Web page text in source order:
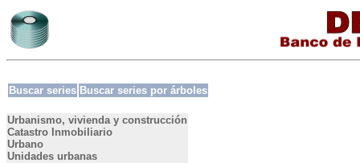
Buscar series Buscar series por árboles
Urbanismo, vivienda y construcción
Catastro Inmobiliario
Urbano
Unidades urbanas